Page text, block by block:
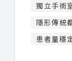
我們不推
專心把矯
加班上。
獨立手術
隱形傳統
患者量穩